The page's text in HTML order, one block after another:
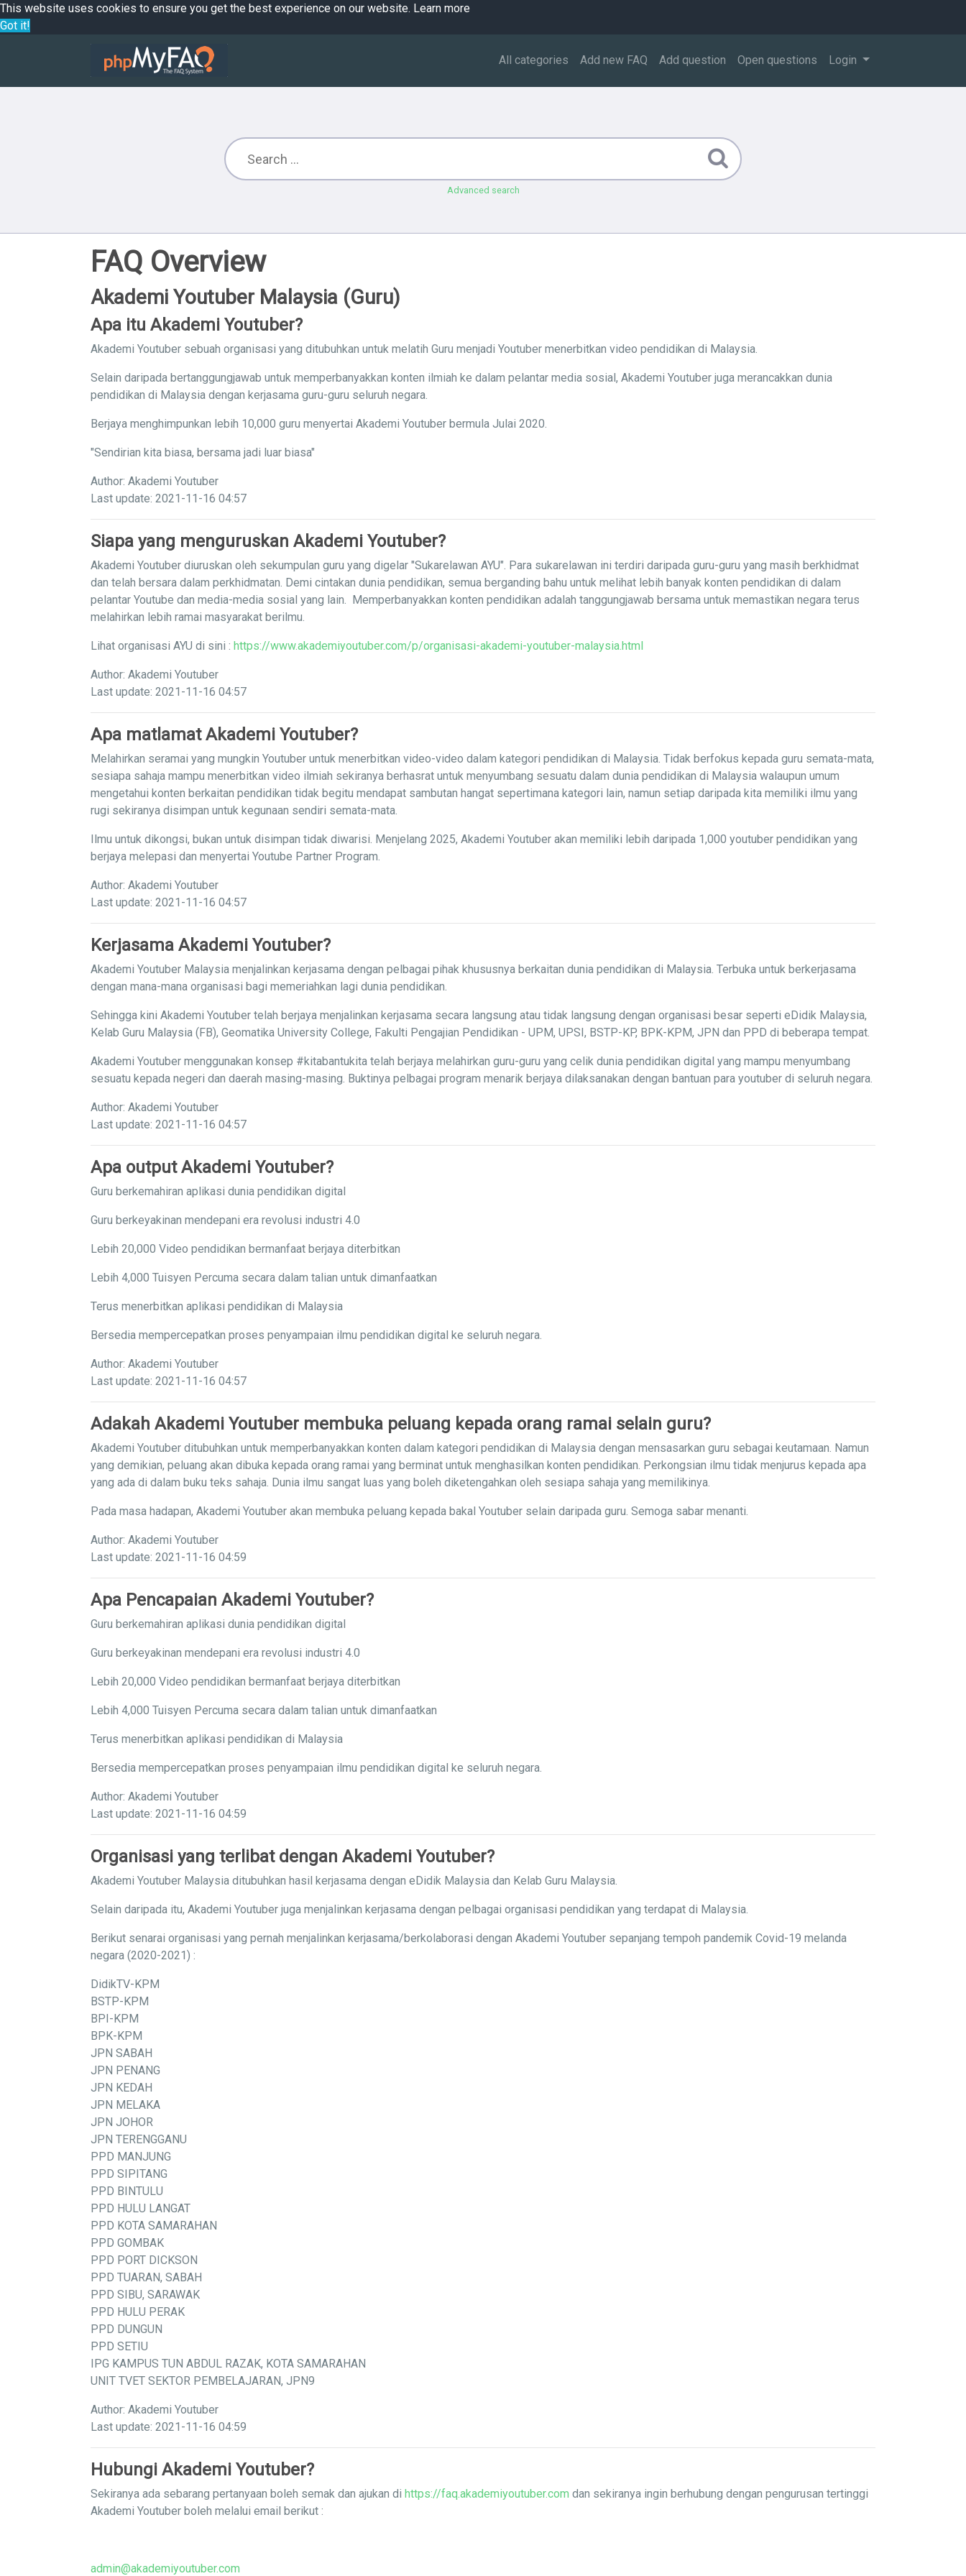
This website uses cookies to ensure you get the best experience on our website. Learn more
Got it!
All categories Add new FAQ Add question Open questions Login
Advanced search
FAQ Overview
Akademi Youtuber Malaysia (Guru)
Apa itu Akademi Youtuber?
Akademi Youtuber sebuah organisasi yang ditubuhkan untuk melatih Guru menjadi Youtuber menerbitkan video pendidikan di Malaysia.
Selain daripada bertanggungjawab untuk memperbanyakkan konten ilmiah ke dalam pelantar media sosial, Akademi Youtuber juga merancakkan dunia
pendidikan di Malaysia dengan kerjasama guru-guru seluruh negara.
Berjaya menghimpunkan lebih 10,000 guru menyertai Akademi Youtuber bermula Julai 2020.
"Sendirian kita biasa, bersama jadi luar biasa"
Author: Akademi Youtuber
Last update: 2021-11-16 04:57
Siapa yang menguruskan Akademi Youtuber?
Akademi Youtuber diuruskan oleh sekumpulan guru yang digelar "Sukarelawan AYU". Para sukarelawan ini terdiri daripada guru-guru yang masih berkhidmat
dan telah bersara dalam perkhidmatan. Demi cintakan dunia pendidikan, semua berganding bahu untuk melihat lebih banyak konten pendidikan di dalam
pelantar Youtube dan media-media sosial yang lain. Memperbanyakkan konten pendidikan adalah tanggungjawab bersama untuk memastikan negara terus
melahirkan lebih ramai masyarakat berilmu.
Lihat organisasi AYU di sini : https://www.akademiyoutuber.com/p/organisasi-akademi-youtuber-malaysia.html
Author: Akademi Youtuber
Last update: 2021-11-16 04:57
Apa matlamat Akademi Youtuber?
Melahirkan seramai yang mungkin Youtuber untuk menerbitkan video-video dalam kategori pendidikan di Malaysia. Tidak berfokus kepada guru semata-mata,
sesiapa sahaja mampu menerbitkan video ilmiah sekiranya berhasrat untuk menyumbang sesuatu dalam dunia pendidikan di Malaysia walaupun umum
mengetahui konten berkaitan pendidikan tidak begitu mendapat sambutan hangat sepertimana kategori lain, namun setiap daripada kita memiliki ilmu yang
rugi sekiranya disimpan untuk kegunaan sendiri semata-mata.
Ilmu untuk dikongsi, bukan untuk disimpan tidak diwarisi. Menjelang 2025, Akademi Youtuber akan memiliki lebih daripada 1,000 youtuber pendidikan yang
berjaya melepasi dan menyertai Youtube Partner Program.
Author: Akademi Youtuber
Last update: 2021-11-16 04:57
Kerjasama Akademi Youtuber?
Akademi Youtuber Malaysia menjalinkan kerjasama dengan pelbagai pihak khususnya berkaitan dunia pendidikan di Malaysia. Terbuka untuk berkerjasama
dengan mana-mana organisasi bagi memeriahkan lagi dunia pendidikan.
Sehingga kini Akademi Youtuber telah berjaya menjalinkan kerjasama secara langsung atau tidak langsung dengan organisasi besar seperti eDidik Malaysia,
Kelab Guru Malaysia (FB), Geomatika University College, Fakulti Pengajian Pendidikan - UPM, UPSI, BSTP-KP, BPK-KPM, JPN dan PPD di beberapa tempat.
Akademi Youtuber menggunakan konsep #kitabantukita telah berjaya melahirkan guru-guru yang celik dunia pendidikan digital yang mampu menyumbang
sesuatu kepada negeri dan daerah masing-masing. Buktinya pelbagai program menarik berjaya dilaksanakan dengan bantuan para youtuber di seluruh negara.
Author: Akademi Youtuber
Last update: 2021-11-16 04:57
Apa output Akademi Youtuber?
Guru berkemahiran aplikasi dunia pendidikan digital
Guru berkeyakinan mendepani era revolusi industri 4.0
Lebih 20,000 Video pendidikan bermanfaat berjaya diterbitkan
Lebih 4,000 Tuisyen Percuma secara dalam talian untuk dimanfaatkan
Terus menerbitkan aplikasi pendidikan di Malaysia
Bersedia mempercepatkan proses penyampaian ilmu pendidikan digital ke seluruh negara.
Author: Akademi Youtuber
Last update: 2021-11-16 04:57
Adakah Akademi Youtuber membuka peluang kepada orang ramai selain guru?
Akademi Youtuber ditubuhkan untuk memperbanyakkan konten dalam kategori pendidikan di Malaysia dengan mensasarkan guru sebagai keutamaan. Namun
yang demikian, peluang akan dibuka kepada orang ramai yang berminat untuk menghasilkan konten pendidikan. Perkongsian ilmu tidak menjurus kepada apa
yang ada di dalam buku teks sahaja. Dunia ilmu sangat luas yang boleh diketengahkan oleh sesiapa sahaja yang memilikinya.
Pada masa hadapan, Akademi Youtuber akan membuka peluang kepada bakal Youtuber selain daripada guru. Semoga sabar menanti.
Author: Akademi Youtuber
Last update: 2021-11-16 04:59
Apa Pencapaian Akademi Youtuber?
Guru berkemahiran aplikasi dunia pendidikan digital
Guru berkeyakinan mendepani era revolusi industri 4.0
Lebih 20,000 Video pendidikan bermanfaat berjaya diterbitkan
Lebih 4,000 Tuisyen Percuma secara dalam talian untuk dimanfaatkan
Terus menerbitkan aplikasi pendidikan di Malaysia
Bersedia mempercepatkan proses penyampaian ilmu pendidikan digital ke seluruh negara.
Author: Akademi Youtuber
Last update: 2021-11-16 04:59
Organisasi yang terlibat dengan Akademi Youtuber?
Akademi Youtuber Malaysia ditubuhkan hasil kerjasama dengan eDidik Malaysia dan Kelab Guru Malaysia.
Selain daripada itu, Akademi Youtuber juga menjalinkan kerjasama dengan pelbagai organisasi pendidikan yang terdapat di Malaysia.
Berikut senarai organisasi yang pernah menjalinkan kerjasama/berkolaborasi dengan Akademi Youtuber sepanjang tempoh pandemik Covid-19 melanda
negara (2020-2021) :
DidikTV-KPM
BSTP-KPM
BPI-KPM
BPK-KPM
JPN SABAH
JPN PENANG
JPN KEDAH
JPN MELAKA
JPN JOHOR
JPN TERENGGANU
PPD MANJUNG
PPD SIPITANG
PPD BINTULU
PPD HULU LANGAT
PPD KOTA SAMARAHAN
PPD GOMBAK
PPD PORT DICKSON
PPD TUARAN, SABAH
PPD SIBU, SARAWAK
PPD HULU PERAK
PPD DUNGUN
PPD SETIU
IPG KAMPUS TUN ABDUL RAZAK, KOTA SAMARAHAN
UNIT TVET SEKTOR PEMBELAJARAN, JPN9
Author: Akademi Youtuber
Last update: 2021-11-16 04:59
Hubungi Akademi Youtuber?
Sekiranya ada sebarang pertanyaan boleh semak dan ajukan di https://faq.akademiyoutuber.com dan sekiranya ingin berhubung dengan pengurusan tertinggi
Akademi Youtuber boleh melalui email berikut :
admin@akademiyoutuber.com